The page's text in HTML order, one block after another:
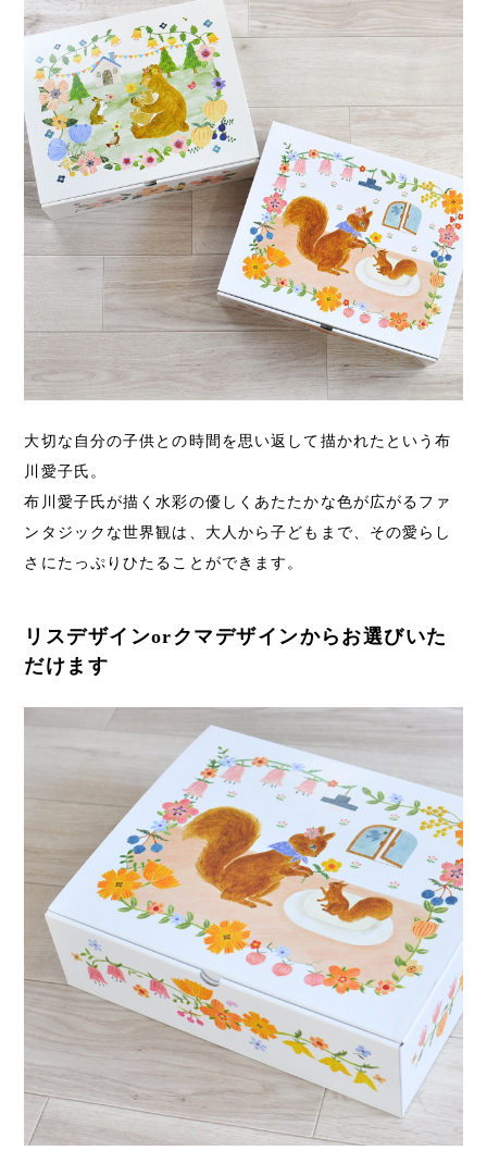
大切な自分の子供との時間を思い返して描かれたという布
川愛子氏。
布川愛子氏が描く水彩の優しくあたたかな色が広がるファ
ンタジックな世界観は、大人から子どもまで、その愛らし
さにたっぷりひたることができます。
リスデザインorクマデザインからお選びいた
だけます